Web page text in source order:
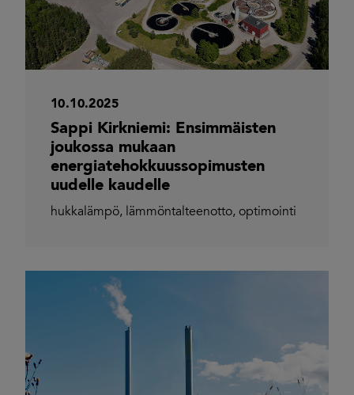
10.10.2025
Sappi Kirkniemi: Ensimmäisten
joukossa mukaan
energiatehokkuussopimusten
uudelle kaudelle
hukkalämpö, lämmöntalteenotto, optimointi